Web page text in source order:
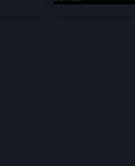
(2026)